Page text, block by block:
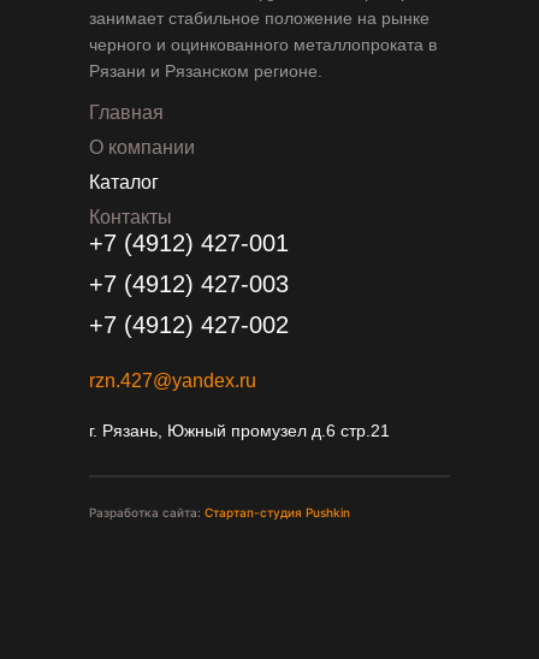
занимает стабильное положение на рынке
черного и оцинкованного металлопроката в
Рязани и Рязанском регионе.
Главная
О компании
Каталог
Контакты
+7 (4912) 427-001
+7 (4912) 427-003
+7 (4912) 427-002
rzn.427@yandex.ru
г. Рязань, Южный промузел д.6 стр.21
Разработка сайта: Стартап-студия Pushkin